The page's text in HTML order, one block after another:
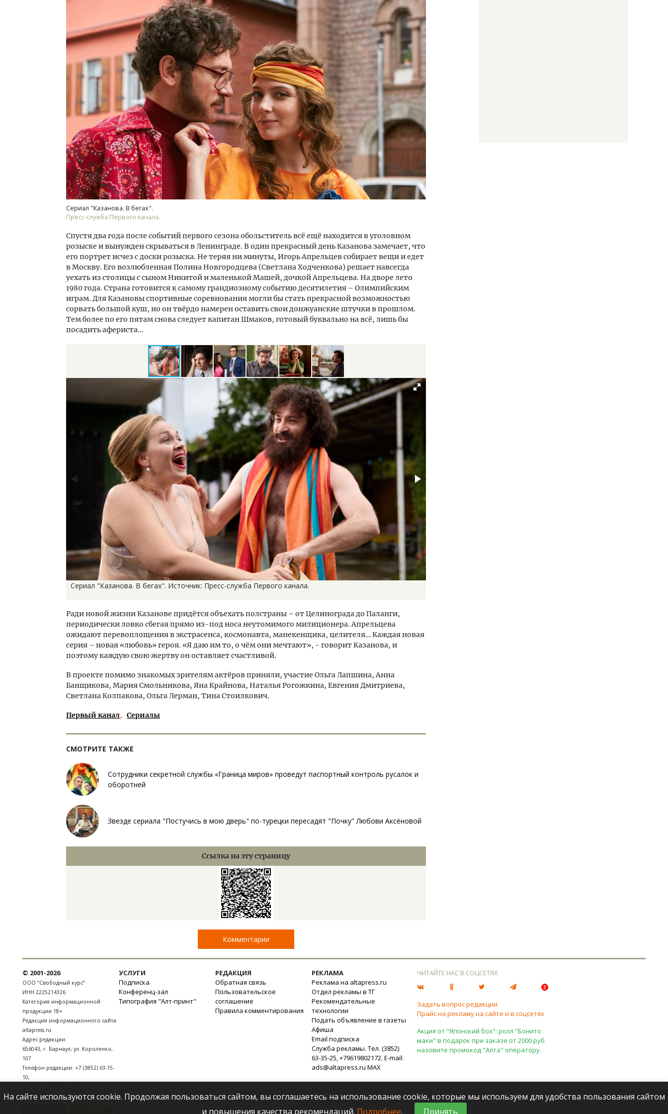
Сериал "Казанова. В бегах".
Пресс-служба Первого канала.
Спустя два года после событий первого сезона обольститель всё ещё находится в уголовном
розыске и вынужден скрываться в Ленинграде. В один прекрасный день Казанова замечает, что
его портрет исчез с доски розыска. Не теряя ни минуты, Игорь Апрельцев собирает вещи и едет
в Москву. Его возлюбленная Полина Новгородцева (Светлана Ходченкова) решает навсегда
уехать из столицы с сыном Никитой и маленькой Машей, дочкой Апрельцева. На дворе лето
1980 года. Страна готовится к самому грандиозному событию десятилетия – Олимпийским
играм. Для Казановы спортивные соревнования могли бы стать прекрасной возможностью
сорвать большой куш, но он твёрдо намерен оставить свои донжуанские штучки в прошлом.
Тем более по его пятам снова следует капитан Шмаков, готовый буквально на всё, лишь бы
посадить афериста...
Сериал "Казанова. В бегах". Источник: Пресс-служба Первого канала.
Ради новой жизни Казанове придётся объехать полстраны – от Целинограда до Паланги,
периодически ловко сбегая прямо из-под носа неутомимого милиционера. Апрельцева
ожидают перевоплощения в экстрасенса, космонавта, манекенщика, целителя… Каждая новая
серия – новая «любовь» героя. «Я даю им то, о чём они мечтают», - говорит Казанова, и
поэтому каждую свою жертву он оставляет счастливой.
В проекте помимо знакомых зрителям актёров приняли, участие Ольга Лапшина, Анна
Банщикова, Мария Смольникова, Яна Крайнова, Наталья Рогожкина, Евгения Дмитриева,
Светлана Колпакова, Ольга Лерман, Тина Стоилкович.
Первый канал Сериалы
СМОТРИТЕ ТАКЖЕ
Сотрудники секретной службы «Граница миров» проведут паспортный контроль русалок и
оборотней
Звезде сериала "Постучись в мою дверь" по-турецки пересадят "Почку" Любови Аксёновой
Ссылка на эту страницу
Комментарии
© 2001-2026
ООО “Свободный курс”
ИНН 2225214326
Категория информационной
продукции 18+
Редакция информационного сайта
altapress.ru
Адрес редакции:
656043, г. Барнаул, ул. Короленко,
107
Телефон редакции: +7 (3852) 63-15-
10,
УСЛУГИ
Подписка
Конференц-зал
Типография "Алт-принт"
РЕДАКЦИЯ
Обратная связь
Пользовательское
соглашение
Правила комментирования
РЕКЛАМА
Реклама на altapress.ru
Отдел рекламы в ТГ
Рекомендательные
технологии
Подать объявление в газеты
Афиша
Email подписка
Служба рекламы. Тел. (3852)
63-35-25, +79619802172. E-mail:
ads@altapress.ru MAX
ЧИТАЙТЕ НАС В СОЦСЕТЯХ
Задать вопрос редакции
Прайс на рекламу на сайте и в соцсетях
Акция от "Японский бох": ролл "Бонито
маки" в подарок при заказе от 2000 руб.
назовите промокод "Алта" оператору.
На сайте используются cookie. Продолжая пользоваться сайтом, вы соглашаетесь на использование cookie, которые мы используем для удобства пользования сайтом
и повышения качества рекомендаций. Подробнее. Принять